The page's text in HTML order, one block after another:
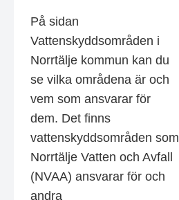
På sidan
Vattenskyddsområden i
Norrtälje kommun kan du
se vilka områdena är och
vem som ansvarar för
dem. Det finns
vattenskyddsområden som
Norrtälje Vatten och Avfall
(NVAA) ansvarar för och
andra